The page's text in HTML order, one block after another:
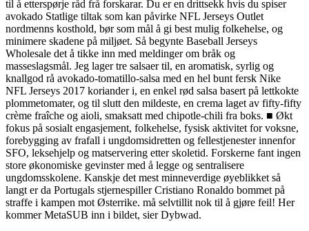
til å etterspørje råd frå forskarar. Du er en drittsekk hvis du spiser
avokado Statlige tiltak som kan påvirke NFL Jerseys Outlet
nordmenns kosthold, bør som mål å gi best mulig folkehelse, og
minimere skadene på miljøet. Så begynte Baseball Jerseys
Wholesale det å tikke inn med meldinger om bråk og
masseslagsmål. Jeg lager tre salsaer til, en aromatisk, syrlig og
knallgod rå avokado-tomatillo-salsa med en hel bunt fersk Nike
NFL Jerseys 2017 koriander i, en enkel rød salsa basert på lettkokte
plommetomater, og til slutt den mildeste, en crema laget av fifty-fifty
crème fraîche og aioli, smaksatt med chipotle-chili fra boks. ■ Økt
fokus på sosialt engasjement, folkehelse, fysisk aktivitet for voksne,
forebygging av frafall i ungdomsidretten og fellestjenester innenfor
SFO, leksehjelp og matservering etter skoletid. Forskerne fant ingen
store økonomiske gevinster med å legge og sentralisere
ungdomsskolene. Kanskje det mest minneverdige øyeblikket så
langt er da Portugals stjernespiller Cristiano Ronaldo bommet på
straffe i kampen mot Østerrike. må selvtillit nok til å gjøre feil! Her
kommer MetaSUB inn i bildet, sier Dybwad.